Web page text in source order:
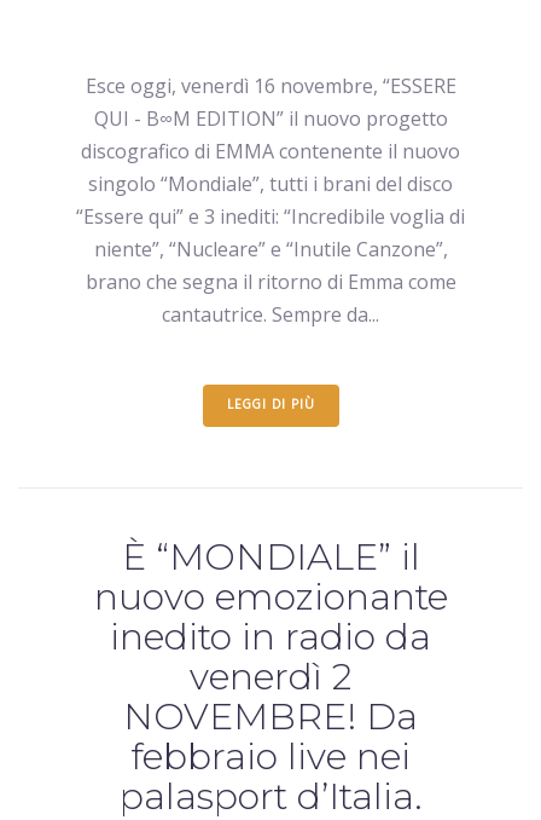
Esce oggi, venerdì 16 novembre, “ESSERE
QUI - B∞M EDITION” il nuovo progetto
discografico di EMMA contenente il nuovo
singolo “Mondiale”, tutti i brani del disco
“Essere qui” e 3 inediti: “Incredibile voglia di
niente”, “Nucleare” e “Inutile Canzone”,
brano che segna il ritorno di Emma come
cantautrice. Sempre da...
LEGGI DI PIÙ
È “MONDIALE” il
nuovo emozionante
inedito in radio da
venerdì 2
NOVEMBRE! Da
febbraio live nei
palasport d’Italia.